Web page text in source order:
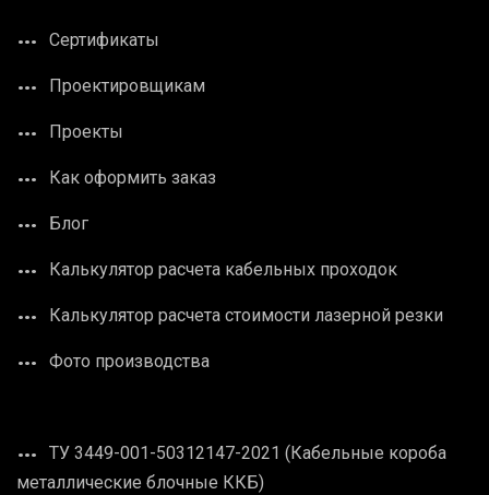
Сертификаты
Проектировщикам
Проекты
Как оформить заказ
Блог
Калькулятор расчета кабельных проходок
Калькулятор расчета стоимости лазерной резки
Фото производства
ТУ 3449-001-50312147-2021 (Кабельные короба
металлические блочные ККБ)